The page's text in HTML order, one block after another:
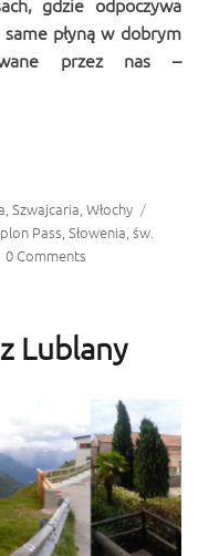
gdzie odpoczywa
płyną w dobrym
przez nas –
,Szwajcaria,Włochy
Pass,Słowenia,św.
0 Comments
Lublany